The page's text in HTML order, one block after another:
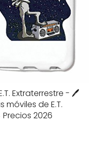
Extraterrestre - 🖊️
móviles de E.T.
Precios 2026